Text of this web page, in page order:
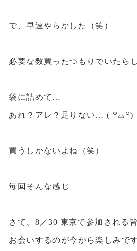
で、早速やらかした（笑）
必要な数買ったつもりでいたら
袋に詰めて…
あれ？アレ？足りない… ( ꒪⌓꒪)
買うしかないよね（笑）
毎回そんな感じ
さて、8／30 東京で参加される
お会いするのが今から楽しみです